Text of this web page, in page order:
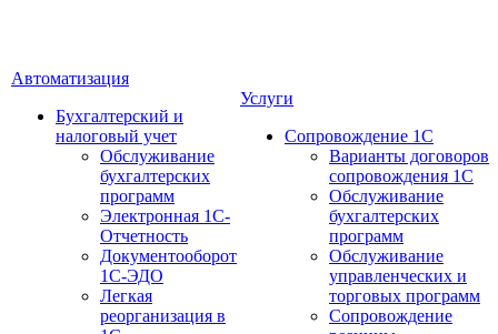
Автоматизация
Бухгалтерский и
налоговый учет
Обслуживание
бухгалтерских
программ
Электронная 1С-
Отчетность
Документооборот
1С-ЭДО
Легкая
реорганизация в
Услуги
Сопровождение 1С
Варианты договоров
сопровождения 1С
Обслуживание
бухгалтерских
программ
Обслуживание
управленческих и
торговых программ
Сопровождение